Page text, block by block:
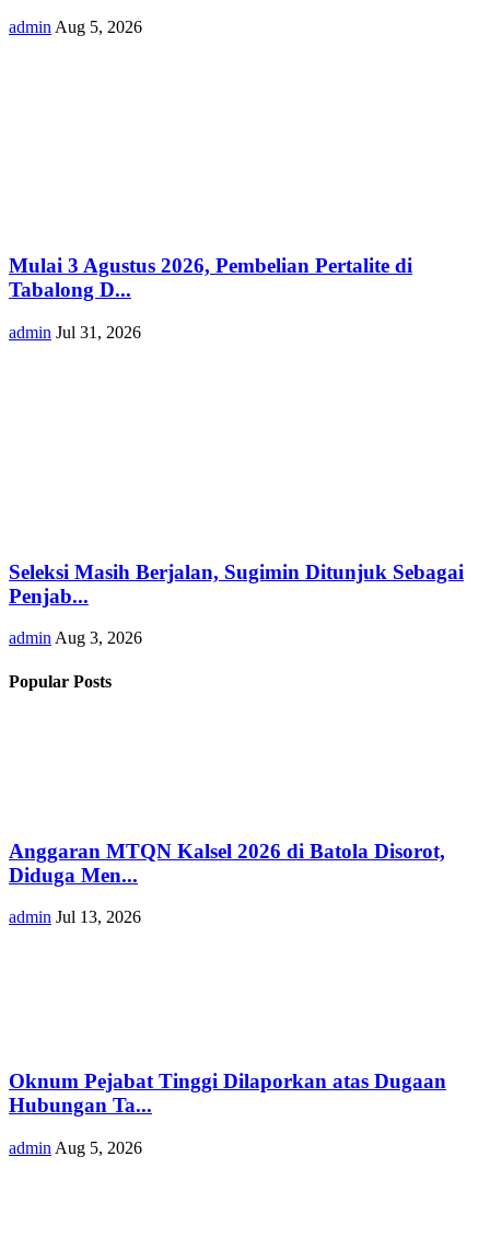
admin Aug 5, 2026
Mulai 3 Agustus 2026, Pembelian Pertalite di
Tabalong D...
admin Jul 31, 2026
Seleksi Masih Berjalan, Sugimin Ditunjuk Sebagai
Penjab...
adminAug 3, 2026
Popular Posts
Anggaran MTQN Kalsel 2026 di Batola Disorot,
Diduga Men...
admin Jul 13, 2026
Oknum Pejabat Tinggi Dilaporkan atas Dugaan
Hubungan Ta...
admin Aug 5, 2026